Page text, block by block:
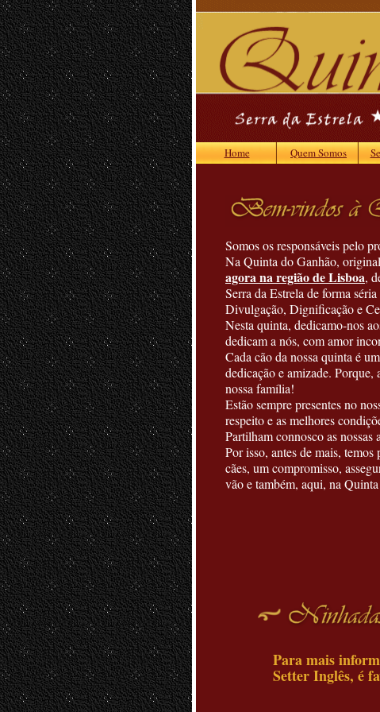
Home Quem Somos
Somos os responsáveis pelo
Na Quinta do Ganhão,
agora na região de Lisboa,
Serra da Estrela de forma
Divulgação, Dignificação e
Nesta quinta, dedicamo-nos
dedicam a nós, com amor
Cada cão da nossa quinta é
dedicação e amizade. Porque,
nossa família!
Estão sempre presentes no
respeito e as melhores
Partilham connosco as nossas
Por isso, antes de mais, temos
cães, um compromisso,
vão e também, aqui, na
Para mais
Setter Inglês, é